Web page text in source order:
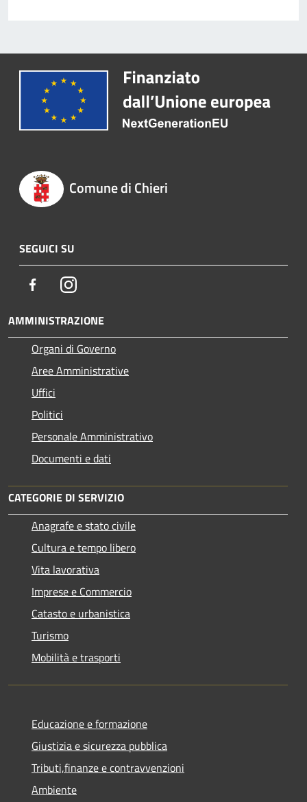
Comune di Chieri
SEGUICI SU
FacebookInstagram
AMMINISTRAZIONE
Organi di Governo
Aree Amministrative
Uffici
Politici
Personale Amministrativo
Documenti e dati
CATEGORIE DI SERVIZIO
Anagrafe e stato civile
Cultura e tempo libero
Vita lavorativa
Imprese e Commercio
Catasto e urbanistica
Turismo
Mobilità e trasporti
Educazione e formazione
Giustizia e sicurezza pubblica
Tributi,finanze e contravvenzioni
Ambiente